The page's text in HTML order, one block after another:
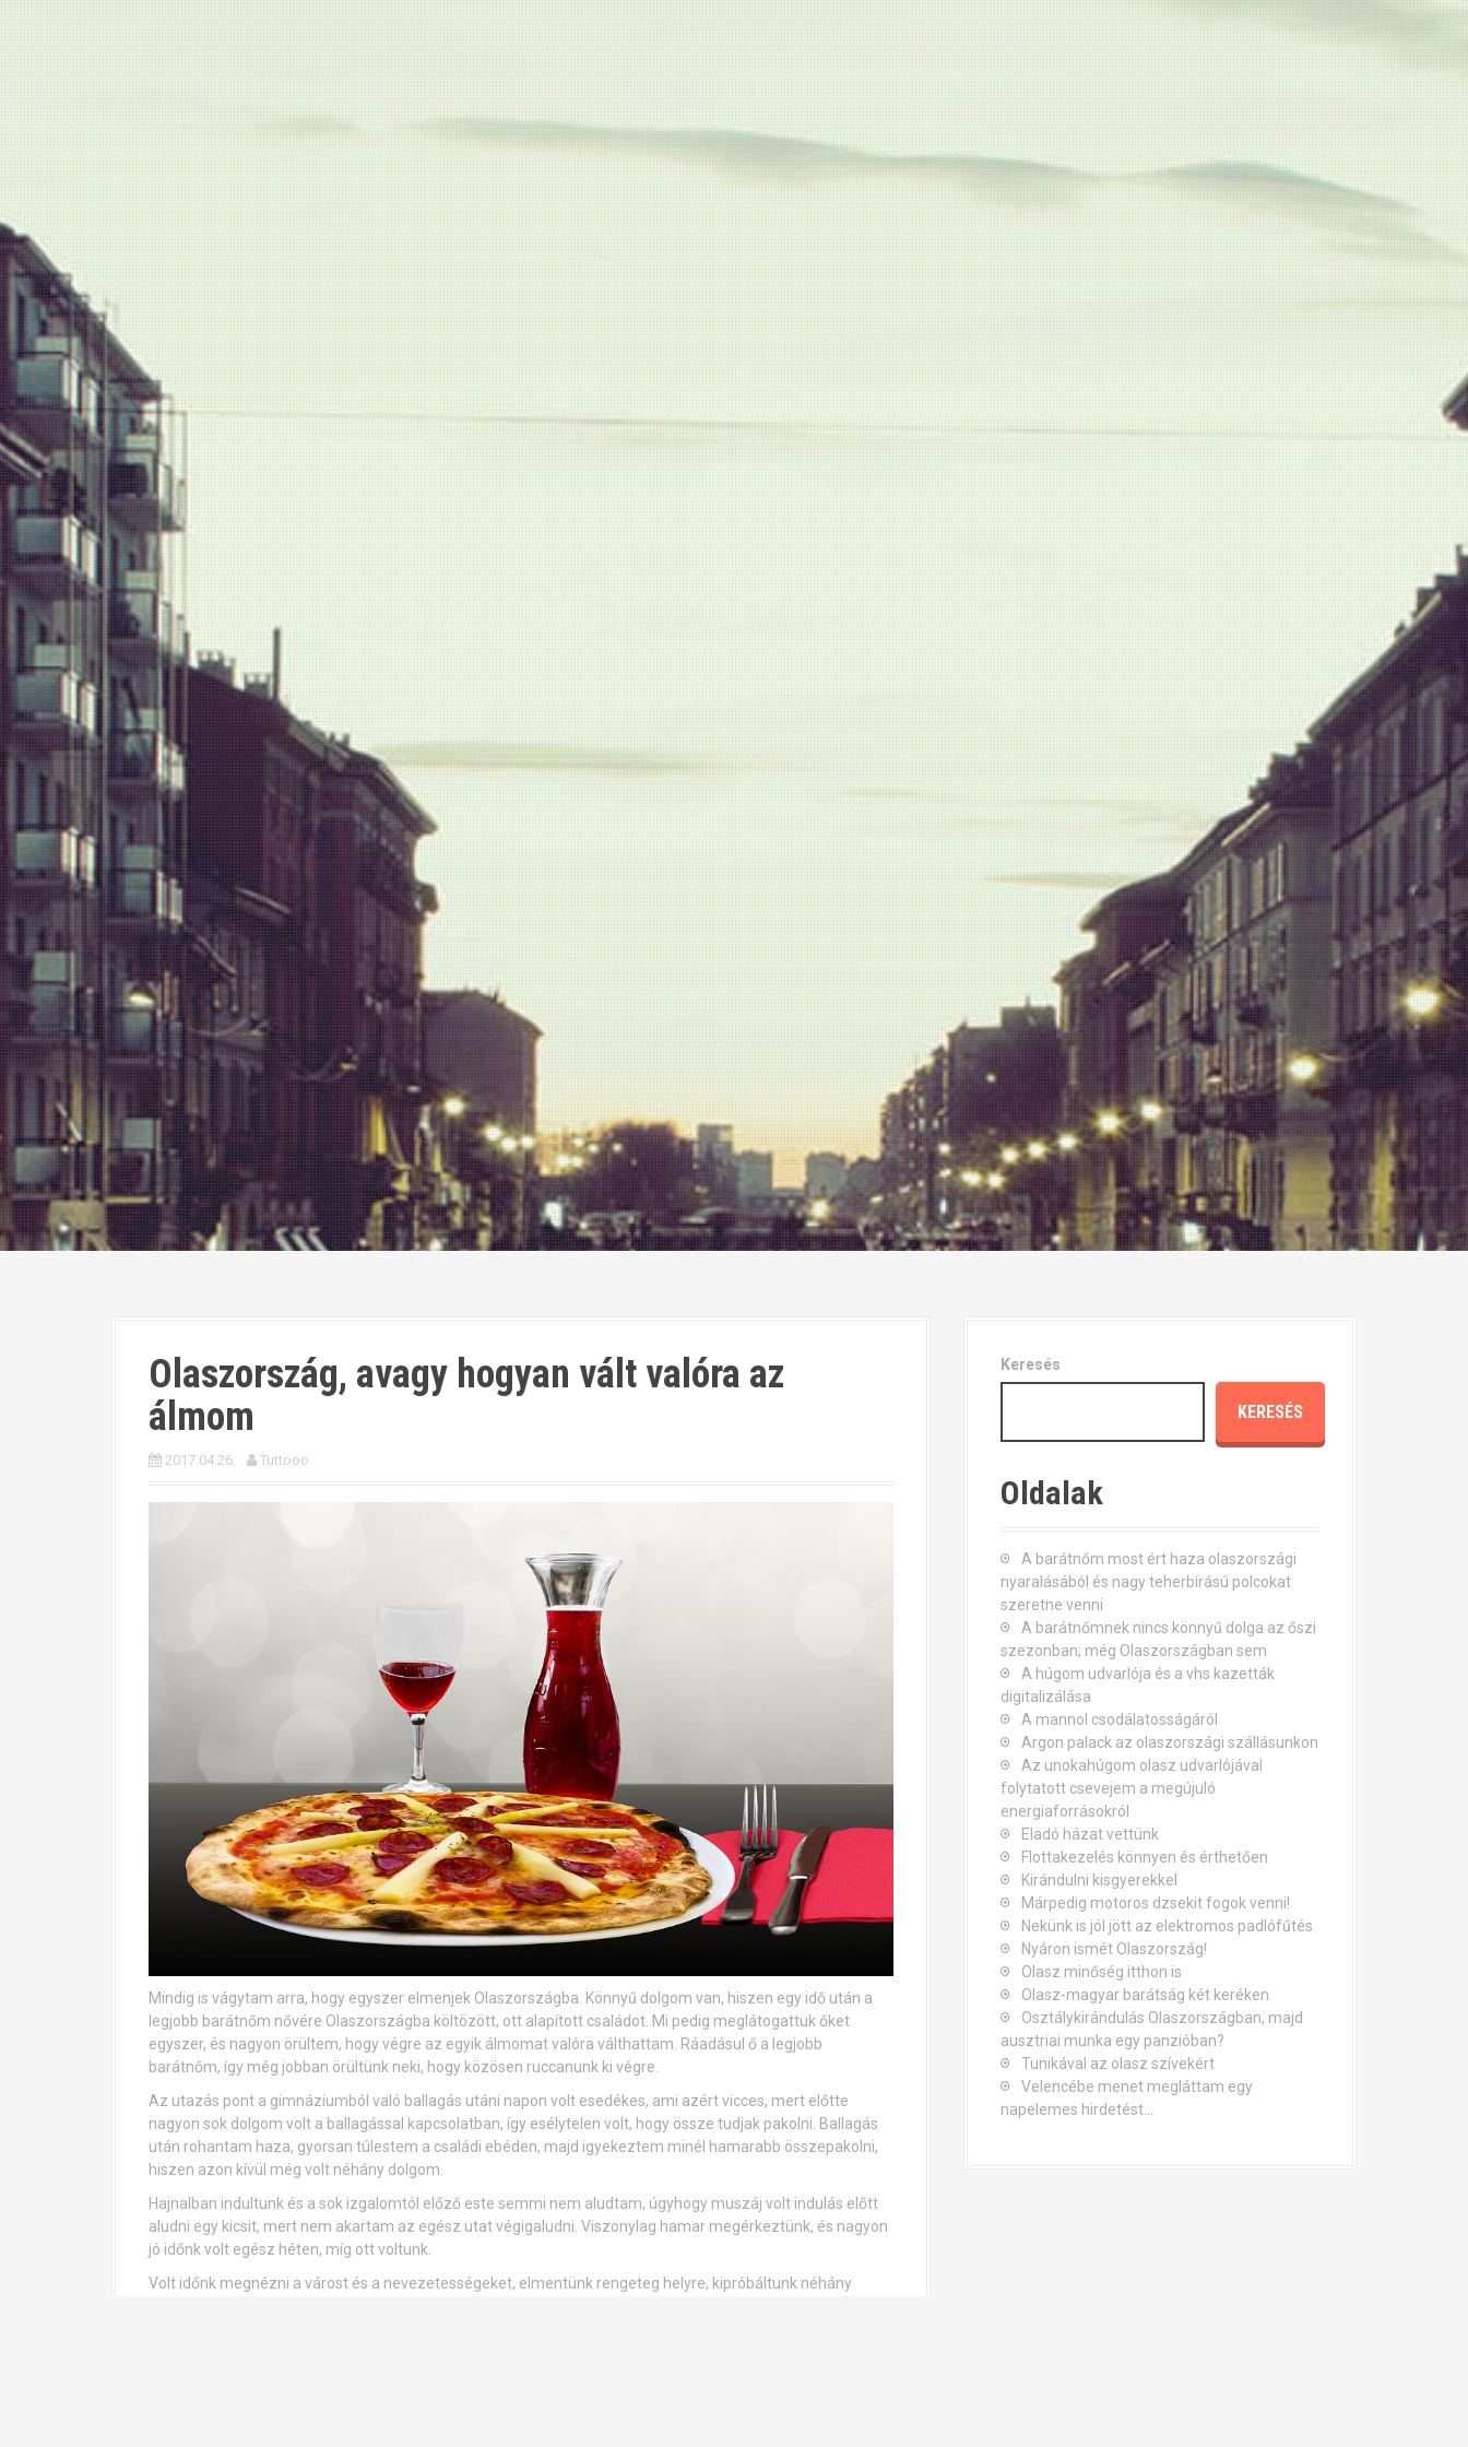
Olaszország, avagy hogyan vált valóra az
álmom
2017.04.26. Tuttooo
Mindig is vágytam arra, hogy egyszer elmenjek Olaszországba. Könnyű dolgom van, hiszen egy idő után a
legjobb barátnőm nővére Olaszországba költözött, ott alapított családot. Mi pedig meglátogattuk őket
egyszer, és nagyon örültem, hogy végre az egyik álmomat valóra válthattam. Ráadásul ő a legjobb
barátnőm, így még jobban örültünk neki, hogy közösen ruccanunk ki végre.
Az utazás pont a gimnáziumból való ballagás utáni napon volt esedékes, ami azért vicces, mert előtte
nagyon sok dolgom volt a ballagással kapcsolatban, így esélytelen volt, hogy össze tudjak pakolni. Ballagás
után rohantam haza, gyorsan túlestem a családi ebéden, majd igyekeztem minél hamarabb összepakolni,
hiszen azon kívül még volt néhány dolgom.
Hajnalban indultunk és a sok izgalomtól előző este semmi nem aludtam, úgyhogy muszáj volt indulás előtt
aludni egy kicsit, mert nem akartam az egész utat végigaludni. Viszonylag hamar megérkeztünk, és nagyon
jó időnk volt egész héten, míg ott voltunk.
Volt időnk megnézni a várost és a nevezetességeket, elmentünk rengeteg helyre, kipróbáltunk néhány
Keresés
KERESÉS
Oldalak
A barátnőm most ért haza olaszországi
nyaralásából és nagy teherbírású polcokat
szeretne venni
A barátnőmnek nincs könnyű dolga az őszi
szezonban; még Olaszországban sem
A húgom udvarlója és a vhs kazetták
digitalizálása
A mannol csodálatosságáról
Argon palack az olaszországi szállásunkon
Az unokahúgom olasz udvarlójával
folytatott csevejem a megújuló
energiaforrásokról
Eladó házat vettünk
Flottakezelés könnyen és érthetően
Kirándulni kisgyerekkel
Márpedig motoros dzsekit fogok venni!
Nekünk is jól jött az elektromos padlófűtés
Nyáron ismét Olaszország!
Olasz minőség itthon is
Olasz-magyar barátság két keréken
Osztálykirándulás Olaszországban, majd
ausztriai munka egy panzióban?
Tunikával az olasz szívekért
Velencébe menet megláttam egy
napelemes hirdetést…